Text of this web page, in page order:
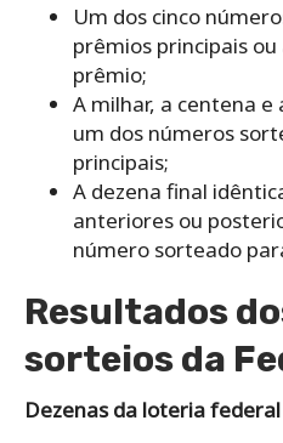
Um dos cinco
prêmios principais
prêmio;
A milhar, a centena
um dos números
principais;
A dezena final
anteriores ou
número sorteado
Resultados
sorteios da
Dezenas da loteria